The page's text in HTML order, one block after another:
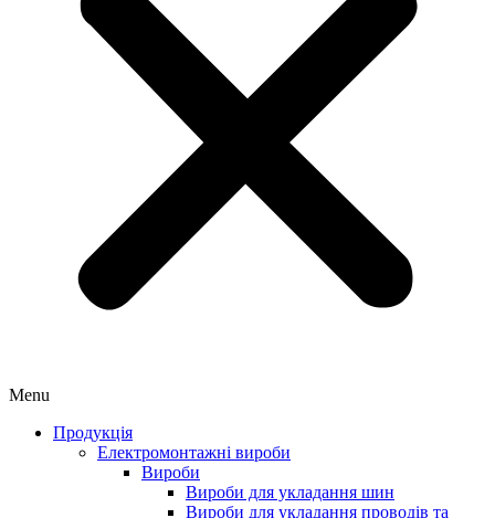
Menu
Продукція
Електромонтажні вироби
Вироби
Вироби для укладання шин
Вироби для укладання проводів та